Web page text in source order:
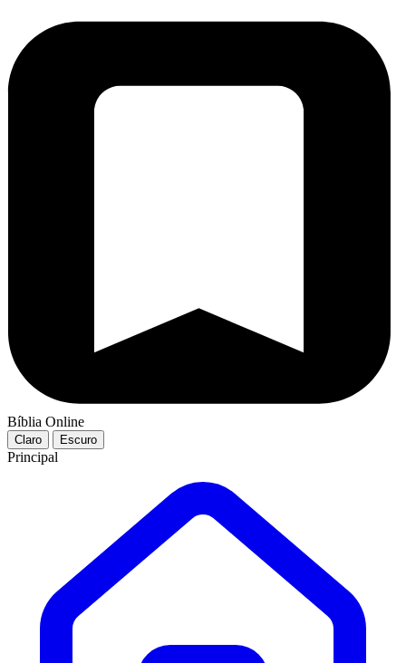
Bíblia Online
Claro Escuro
Principal